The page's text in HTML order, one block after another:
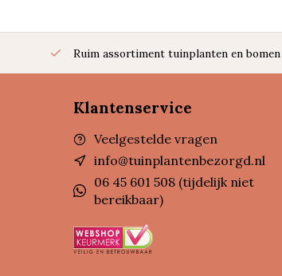
Ruim assortiment tuinplanten en bomen
Klantenservice
Veelgestelde vragen
info@tuinplantenbezorgd.nl
06 45 601 508 (tijdelijk niet
bereikbaar)